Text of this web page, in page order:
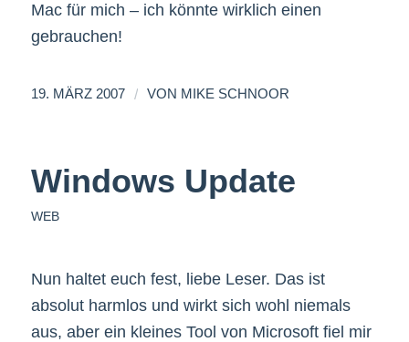
Mac für mich – ich könnte wirklich einen
gebrauchen!
19. MÄRZ 2007 / VON MIKE SCHNOOR
Windows Update
WEB
Nun haltet euch fest, liebe Leser. Das ist
absolut harmlos und wirkt sich wohl niemals
aus, aber ein kleines Tool von Microsoft fiel mir